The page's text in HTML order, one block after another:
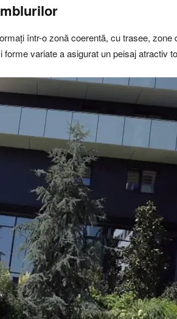
într-o zonă coerentă, cu trasee, zone
variate a asigurat un peisaj atractiv